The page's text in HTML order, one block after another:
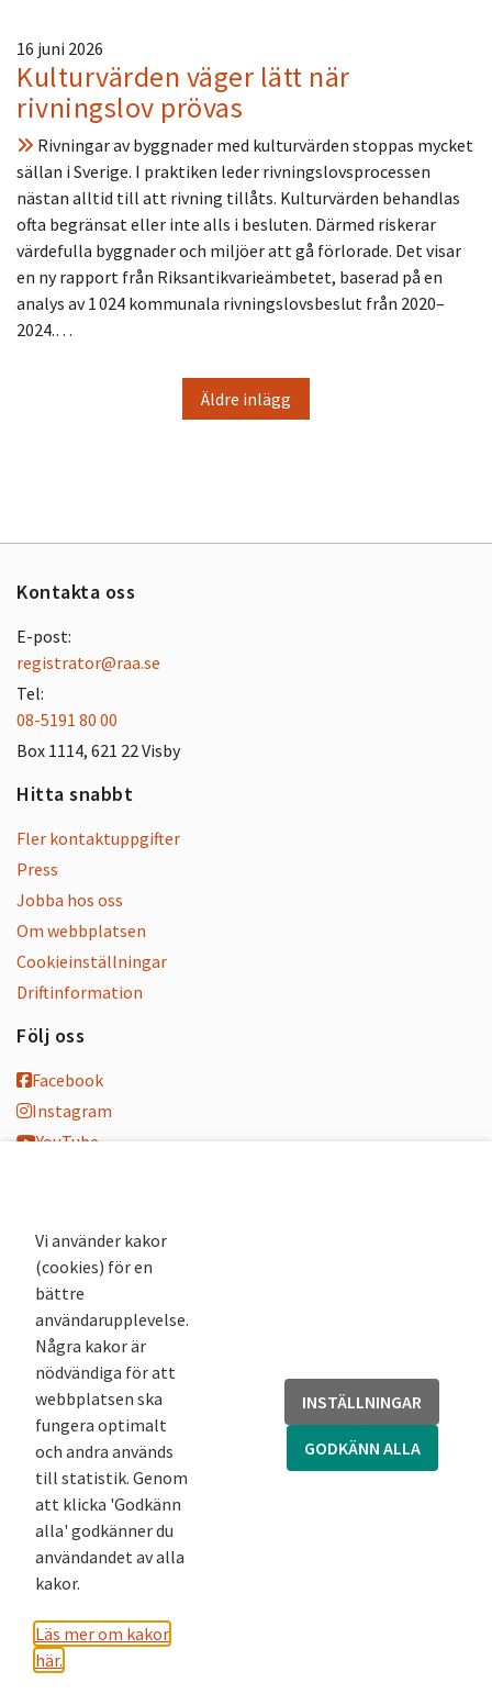
16 juni 2026
Kulturvärden väger lätt när
rivningslov prövas
Rivningar av byggnader med kulturvärden stoppas mycket
sällan i Sverige. I praktiken leder rivningslovsprocessen
nästan alltid till att rivning tillåts. Kulturvärden behandlas
ofta begränsat eller inte alls i besluten. Därmed riskerar
värdefulla byggnader och miljöer att gå förlorade. Det visar
en ny rapport från Riksantikvarieämbetet, baserad på en
analys av 1 024 kommunala rivningslovsbeslut från 2020–
2024.…
Äldre inlägg
Kontakta oss
E-post:
registrator@raa.se
Tel:
08-5191 80 00
Box 1114, 621 22 Visby
Hitta snabbt
Fler kontaktuppgifter
Press
Jobba hos oss
Om webbplatsen
Cookieinställningar
Driftinformation
Följ oss
Facebook
Instagram
YouTube
Nyhetsbrev
Andra webbplatser
Arkivsök
Fornsök
Fornreg
Bebyggelseregistret
Runor
Kringla
Vi använder kakor
(cookies) för en
bättre
användarupplevelse.
Några kakor är
nödvändiga för att
webbplatsen ska
fungera optimalt
och andra används
till statistik. Genom
att klicka 'Godkänn
alla' godkänner du
användandet av alla
kakor.
Läs mer om kakor
här.
INSTÄLLNINGAR
GODKÄNN ALLA